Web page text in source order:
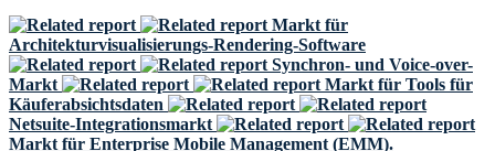
Markt für
Architekturvisualisierungs-Rendering-Software
Synchron- und Voice-over-
Markt
Markt für Tools für
Käuferabsichtsdaten
Netsuite-Integrationsmarkt
Markt für Enterprise Mobile Management (EMM).